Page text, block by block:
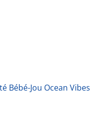
Bébé-Jou Ocean Vibes